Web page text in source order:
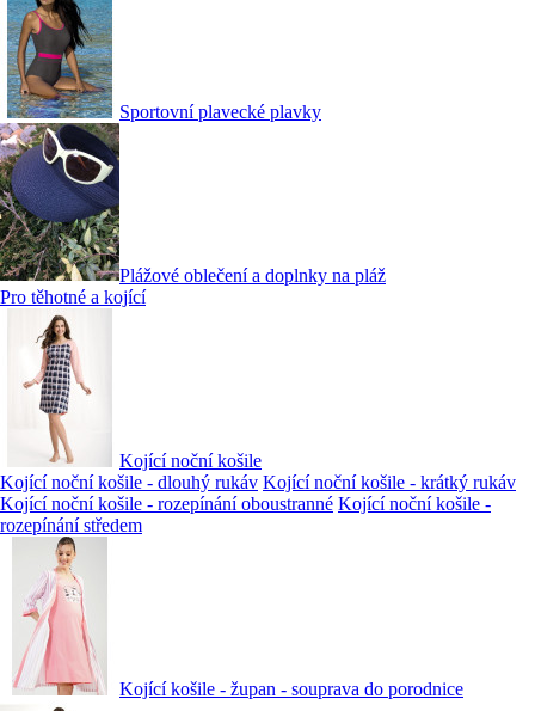
Sportovní plavecké plavky
Plážové oblečení a doplnky na pláž
Pro těhotné a kojící
Kojící noční košile
Kojící noční košile - dlouhý rukáv Kojící noční košile - krátký rukáv
Kojící noční košile - rozepínání oboustranné Kojící noční košile -
rozepínání středem
Kojící košile - župan - souprava do porodnice